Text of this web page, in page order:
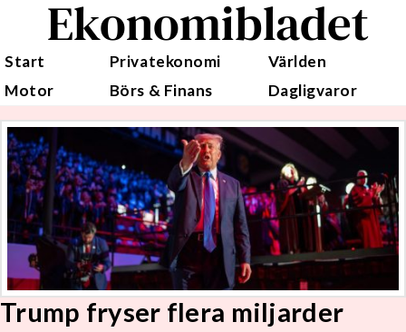
Ekonomibladet
Start Privatekonomi
Världen
Motor
Börs & Finans Dagligvaror
Trump fryser flera miljarder